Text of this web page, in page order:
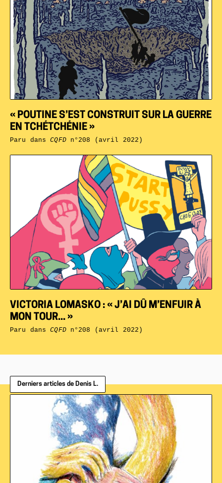
VICTORIA LOMASKO : « J’AI DÛ M’ENFUIR À
MON TOUR... »
Paru dansCQFDn°208 (avril 2022)
« POUTINE S’EST CONSTRUIT SUR LA GUERRE
EN TCHÉTCHÉNIE »
Paru dansCQFDn°208 (avril 2022)
Derniers articles de Denis L.